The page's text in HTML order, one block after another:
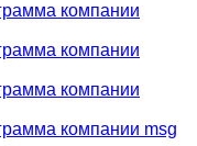
компании
компании
компании
компании msg